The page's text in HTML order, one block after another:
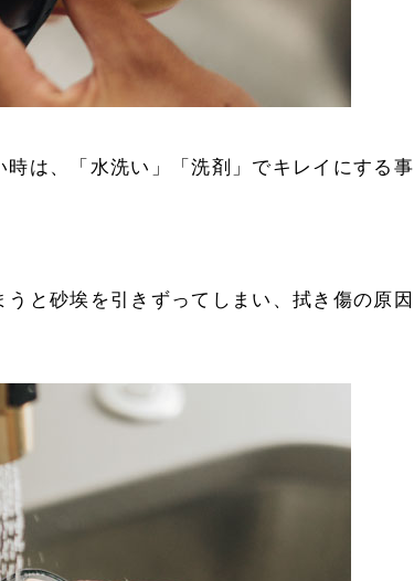
は、「水洗い」「洗剤」でキレイにする事
と砂埃を引きずってしまい、拭き傷の原因